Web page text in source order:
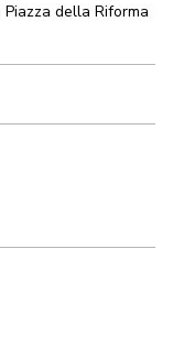
della Riforma